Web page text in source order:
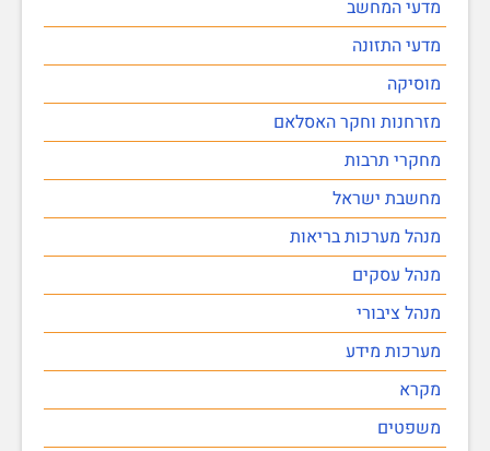
מדעי המחשב
מדעי התזונה
מוסיקה
מזרחנות וחקר האסלאם
מחקרי תרבות
מחשבת ישראל
מנהל מערכות בריאות
מנהל עסקים
מנהל ציבורי
מערכות מידע
מקרא
משפטים